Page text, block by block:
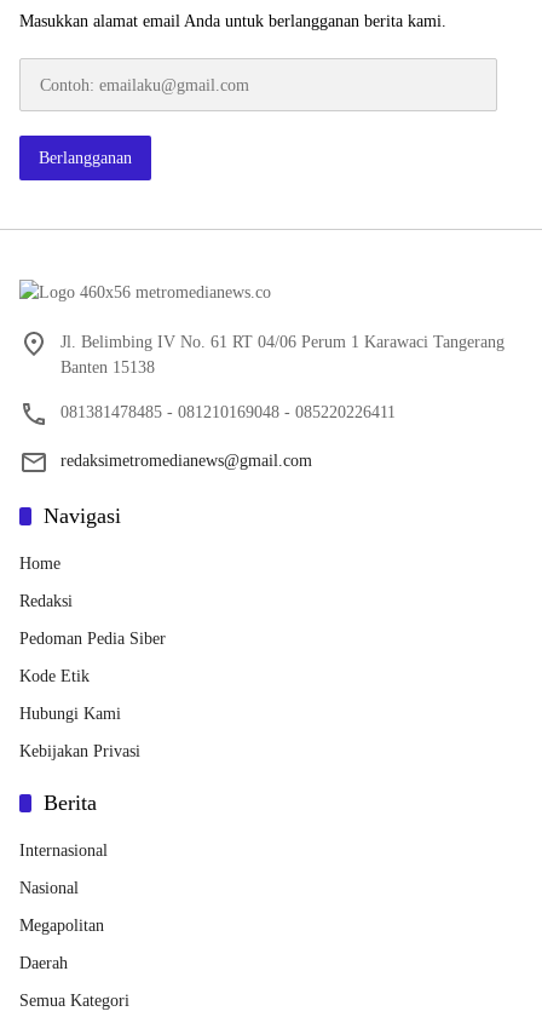
Masukkan alamat email Anda untuk berlangganan berita kami.
emailaku@gmail.com
Berlangganan
Jl. Belimbing IV No. 61 RT 04/06 Perum 1 Karawaci Tangerang
Banten 15138
081381478485 - 081210169048 - 085220226411
redaksimetromedianews@gmail.com
Navigasi
Home
Redaksi
Pedoman Pedia Siber
Kode Etik
Hubungi Kami
Kebijakan Privasi
Berita
Internasional
Nasional
Megapolitan
Daerah
Semua Kategori